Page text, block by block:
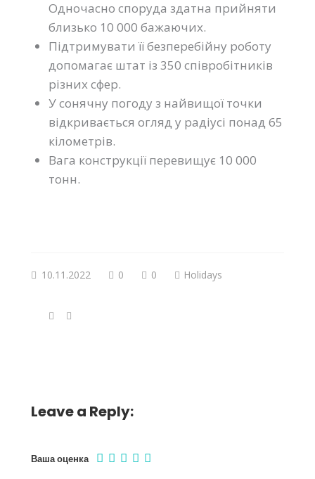
Одночасно споруда здатна прийняти
близько 10 000 бажаючих.
Підтримувати її безперебійну роботу
допомагає штат із 350 співробітників
різних сфер.
У сонячну погоду з найвищої точки
відкривається огляд у радіусі понад 65
кілометрів.
Вага конструкції перевищує 10 000
тонн.
10.11.2022 0 0 Holidays
Leave a Reply:
Ваша оценка